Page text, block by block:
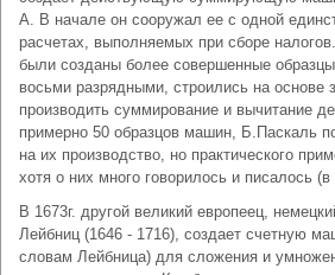
А. В начале он сооружал ее с одной
расчетах, выполняемых при сборе
были созданы более совершенные
восьми разрядными, строились на основе
производить суммирование и вычитание
примерно 50 образцов машин, Б.Паскаль
на их производство, но практического
хотя о них много говорилось и писалось
В 1673г. другой великий европеец,
Лейбниц (1646 - 1716), создает счетную
словам Лейбница) для сложения и